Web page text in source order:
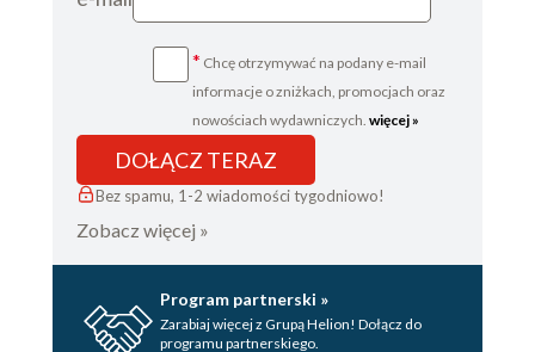
* Chcę otrzymywać na podany e-mail
informacje o zniżkach, promocjach oraz
nowościach wydawniczych. więcej »
DOŁĄCZ TERAZ
Bez spamu, 1-2 wiadomości tygodniowo!
Zobacz więcej »
Program partnerski »
Zarabiaj więcej z Grupą Helion! Dołącz do
programu partnerskiego.